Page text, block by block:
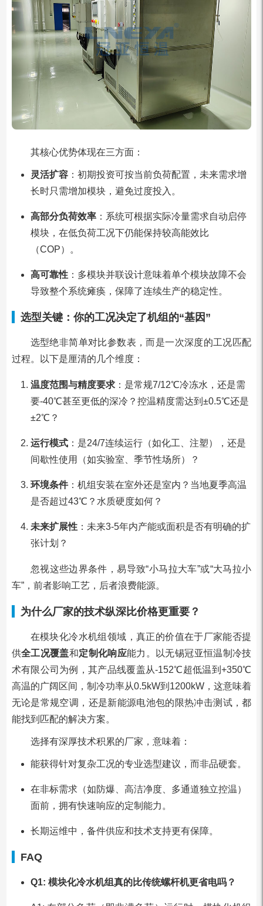
其核心优势体现在三方面：
灵活扩容：初期投资可按当前负荷配置，未来需求增
长时只需增加模块，避免过度投入。
高部分负荷效率：系统可根据实际冷量需求自动启停
模块，在低负荷工况下仍能保持较高能效比
（COP）。
高可靠性：多模块并联设计意味着单个模块故障不会
导致整个系统瘫痪，保障了连续生产的稳定性。
选型关键：你的工况决定了机组的“基因”
选型绝非简单对比参数表，而是一次深度的工况匹配
过程。以下是厘清的几个维度：
温度范围与精度要求：是常规7/12℃冷冻水，还是需
要-40℃甚至更低的深冷？控温精度需达到±0.5℃还是
±2℃？
运行模式：是24/7连续运行（如化工、注塑），还是
间歇性使用（如实验室、季节性场所）？
环境条件：机组安装在室外还是室内？当地夏季高温
是否超过43℃？水质硬度如何？
未来扩展性：未来3-5年内产能或面积是否有明确的扩
张计划？
忽视这些边界条件，易导致“小马拉大车”或“大马拉小
车”，前者影响工艺，后者浪费能源。
为什么厂家的技术纵深比价格更重要？
在模块化冷水机组领域，真正的价值在于厂家能否提
供全工况覆盖和定制化响应能力。以无锡冠亚恒温制冷技
术有限公司为例，其产品线覆盖从-152℃超低温到+350℃
高温的广阔区间，制冷功率从0.5kW到1200kW，这意味着
无论是常规空调，还是新能源电池包的限热冲击测试，都
能找到匹配的解决方案。
选择有深厚技术积累的厂家，意味着：
能获得针对复杂工况的专业选型建议，而非品硬套。
在非标需求（如防爆、高洁净度、多通道独立控温）
面前，拥有快速响应的定制能力。
长期运维中，备件供应和技术支持更有保障。
FAQ
Q1: 模块化冷水机组真的比传统螺杆机更省电吗？